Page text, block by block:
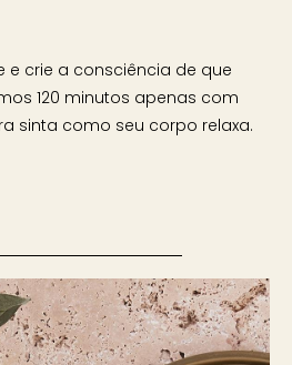
e crie a consciência de que
120 minutos apenas com
sinta como seu corpo relaxa.